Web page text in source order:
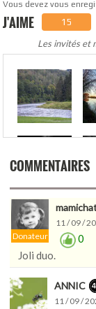
Vous devez vous
J'AIME 15
Les invités et
COMMENTAIRES
Donateur
11 / 09 /
0
Joli duo.
ANNIC
11 / 09 /